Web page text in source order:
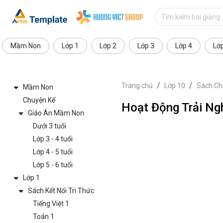
Mầm Non Lớp 1 Lớp 2 Lớp 3 Lớp 4
Mầm Non
Chuyện Kể
Giáo Án Mầm Non
Dưới 3 tuổi
Lớp 3 - 4 tuổi
Lớp 4 - 5 tuổi
Lớp 5 - 6 tuổi
Lớp 1
Sách Kết Nối Tri Thức
Tiếng Việt 1
Toán 1
Trang chủ Lớp 10 Sách
Hoạt Động Trải